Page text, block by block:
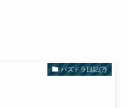
パズドラ日記(?)